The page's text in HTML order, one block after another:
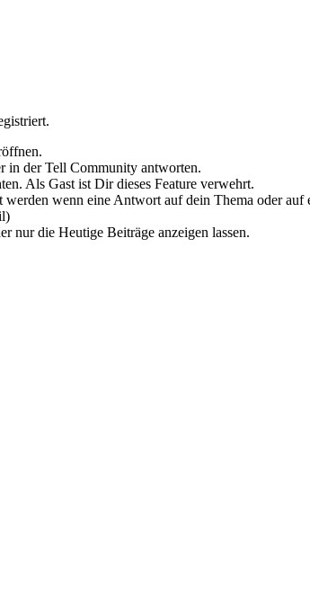
in der Tell Community antworten.
Als Gast ist Dir dieses Feature verwehrt.
wenn eine Antwort auf dein Thema oder
nur die Heutige Beiträge anzeigen lassen.